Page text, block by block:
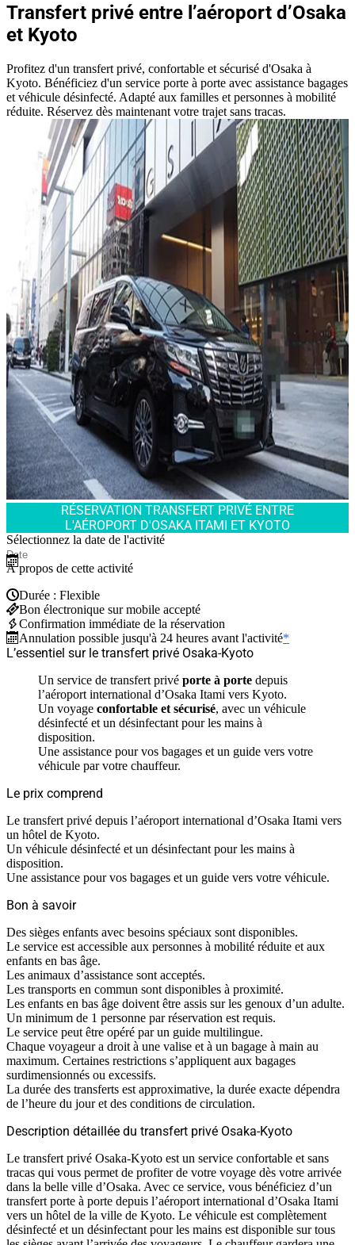
Transfert privé entre l’aéroport d’Osaka
et Kyoto
Profitez d'un transfert privé, confortable et sécurisé d'Osaka à
Kyoto. Bénéficiez d'un service porte à porte avec assistance bagages
et véhicule désinfecté. Adapté aux familles et personnes à mobilité
réduite. Réservez dès maintenant votre trajet sans tracas.
RÉSERVATION TRANSFERT PRIVÉ ENTRE
L'AÉROPORT D'OSAKA ITAMI ET KYOTO
Sélectionnez la date de l'activité
À propos de cette activité
Durée : Flexible
Bon électronique sur mobile accepté
Confirmation immédiate de la réservation
Annulation possible jusqu'à 24 heures avant l'activité*
L’essentiel sur le transfert privé Osaka-Kyoto
Un service de transfert privé porte à porte depuis
l’aéroport international d’Osaka Itami vers Kyoto.
Un voyage confortable et sécurisé, avec un véhicule
désinfecté et un désinfectant pour les mains à
disposition.
Une assistance pour vos bagages et un guide vers votre
véhicule par votre chauffeur.
Le prix comprend
Le transfert privé depuis l’aéroport international d’Osaka Itami vers
un hôtel de Kyoto.
Un véhicule désinfecté et un désinfectant pour les mains à
disposition.
Une assistance pour vos bagages et un guide vers votre véhicule.
Bon à savoir
Des sièges enfants avec besoins spéciaux sont disponibles.
Le service est accessible aux personnes à mobilité réduite et aux
enfants en bas âge.
Les animaux d’assistance sont acceptés.
Les transports en commun sont disponibles à proximité.
Les enfants en bas âge doivent être assis sur les genoux d’un adulte.
Un minimum de 1 personne par réservation est requis.
Le service peut être opéré par un guide multilingue.
Chaque voyageur a droit à une valise et à un bagage à main au
maximum. Certaines restrictions s’appliquent aux bagages
surdimensionnés ou excessifs.
La durée des transferts est approximative, la durée exacte dépendra
de l’heure du jour et des conditions de circulation.
Description détaillée du transfert privé Osaka-Kyoto
Le transfert privé Osaka-Kyoto est un service confortable et sans
tracas qui vous permet de profiter de votre voyage dès votre arrivée
dans la belle ville d’Osaka. Avec ce service, vous bénéficiez d’un
transfert porte à porte depuis l’aéroport international d’Osaka Itami
vers un hôtel de la ville de Kyoto. Le véhicule est complètement
désinfecté et un désinfectant pour les mains est disponible sur tous